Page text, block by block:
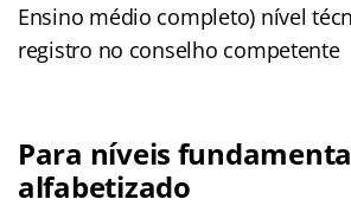
Ensino médio completo) nível
registro no conselho competente
Para níveis
alfabetizado